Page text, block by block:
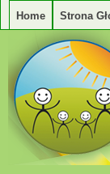
Home Strona
AUGUSTOWSKIE